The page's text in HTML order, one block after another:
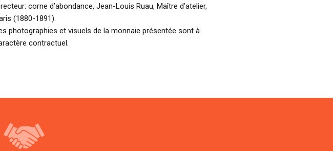
corne d’abondance, Jean-Louis Ruau, Maître d’atelier,
(1880-1891).
photographies et visuels de la monnaie présentée sont à
contractuel.